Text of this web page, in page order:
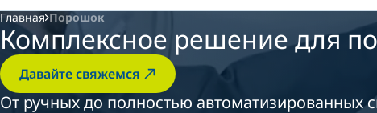
Главная Порошок
Комплексное решение для
Давайте свяжемся
От ручных до полностью автоматизированных